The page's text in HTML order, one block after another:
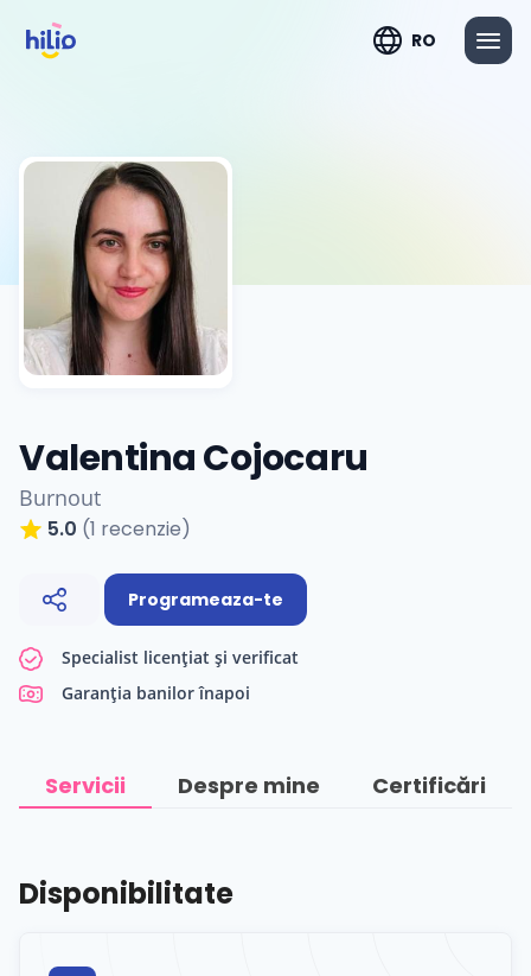
RO
Valentina Cojocaru
Burnout
5.0 (1 recenzie)
Programeaza-te
Specialist licențiat și verificat
Garanția banilor înapoi
Servicii Despre mine Certificări
Disponibilitate